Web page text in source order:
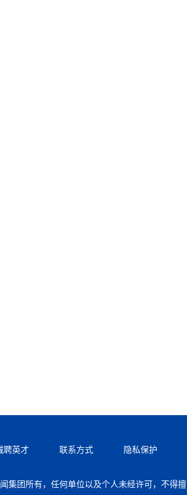
聘英才 联系方式 隐私保护
集团所有，任何单位以及个人未经许可，不得擅